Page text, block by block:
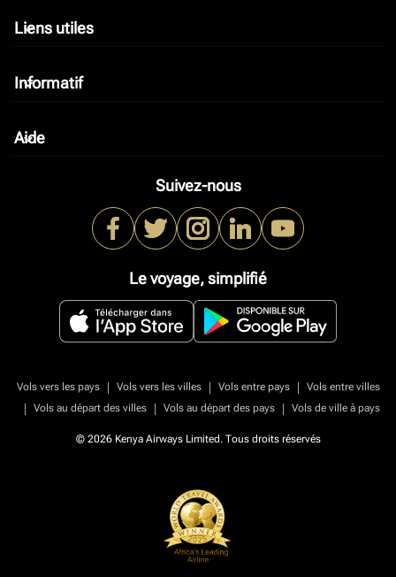
Liens utiles
keyboard_arrow_down
Informatif
keyboard_arrow_down
Aide
keyboard_arrow_down
Suivez-nous
Le voyage, simplifié
Vols vers les pays | Vols vers les villes | Vols entre pays |
Vols entre villes
|
Vols au départ des villes | Vols au départ des pays | Vols de ville à pays
© 2026 Kenya Airways Limited. Tous droits réservés